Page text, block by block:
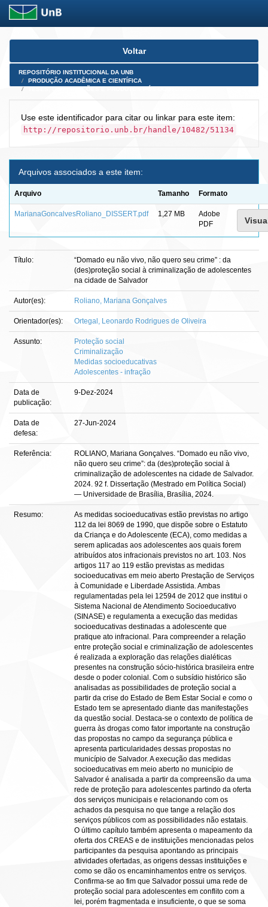
Skip
Voltar
REPOSITÓRIO INSTITUCIONAL DA UNB
PRODUÇÃO ACADÊMICA E CIENTÍFICA
Use este identificador para citar ou linkar para este item:
http://repositorio.unb.br/handle/10482/51134
Arquivos associados a este item:
Arquivo Tamanho Formato
MarianaGoncalvesRoliano_DISSERT.pdf 1,27 MB
Adobe
PDF
Título:
“Domado eu não vivo, não quero seu crime” : da
(des)proteção social à criminalização de adolescentes
na cidade de Salvador
Autor(es): Roliano, Mariana Gonçalves
Orientador(es): Ortegal, Leonardo Rodrigues de Oliveira
Assunto:
Proteção social
Criminalização
Medidas socioeducativas
Adolescentes - infração
Data de
publicação:
9-Dez-2024
Data de
defesa:
27-Jun-2024
Referência:
ROLIANO, Mariana Gonçalves. “Domado eu não vivo,
não quero seu crime”: da (des)proteção social à
criminalização de adolescentes na cidade de Salvador.
2024. 92 f. Dissertação (Mestrado em Política Social)
— Universidade de Brasília, Brasília, 2024.
Resumo:
As medidas socioeducativas estão previstas no artigo
112 da lei 8069 de 1990, que dispõe sobre o Estatuto
da Criança e do Adolescente (ECA), como medidas a
serem aplicadas aos adolescentes aos quais forem
atribuídos atos infracionais previstos no art. 103. Nos
artigos 117 ao 119 estão previstas as medidas
socioeducativas em meio aberto Prestação de Serviços
à Comunidade e Liberdade Assistida. Ambas
regulamentadas pela lei 12594 de 2012 que institui o
Sistema Nacional de Atendimento Socioeducativo
(SINASE) e regulamenta a execução das medidas
socioeducativas destinadas a adolescente que
pratique ato infracional. Para compreender a relação
entre proteção social e criminalização de adolescentes
é realizada a exploração das relações dialéticas
presentes na construção sócio-histórica brasileira entre
desde o poder colonial. Com o subsídio histórico são
analisadas as possibilidades de proteção social a
partir da crise do Estado de Bem Estar Social e como o
Estado tem se apresentado diante das manifestações
da questão social. Destaca-se o contexto de política de
guerra às drogas como fator importante na construção
das propostas no campo da segurança pública e
apresenta particularidades dessas propostas no
município de Salvador. A execução das medidas
socioeducativas em meio aberto no município de
Salvador é analisada a partir da compreensão da uma
rede de proteção para adolescentes partindo da oferta
dos serviços municipais e relacionando com os
achados da pesquisa no que tange a relação dos
serviços públicos com as possibilidades não estatais.
O último capítulo também apresenta o mapeamento da
oferta dos CREAS e de instituições mencionadas pelos
participantes da pesquisa apontando as principais
atividades ofertadas, as origens dessas instituições e
como se dão os encaminhamentos entre os serviços.
Confirma-se ao fim que Salvador possui uma rede de
proteção social para adolescentes em conflito com a
lei, porém fragmentada e insuficiente, o que se soma